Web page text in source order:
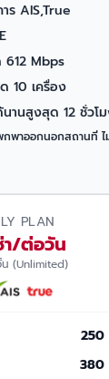
ร AIS,True
612 Mbps
10 เครื่อง
านสูงสุด 12 ชั่วโ
กพาออกนอกสถานที่
PLAN
า/ต่อวัน
น (Unlimited)
250
380